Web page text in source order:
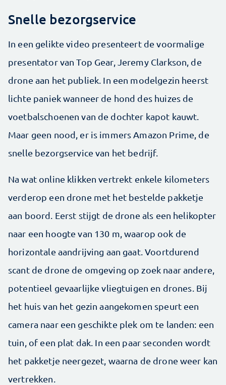
Snelle bezorgservice
In een gelikte video presenteert de voormalige
presentator van Top Gear, Jeremy Clarkson, de
drone aan het publiek. In een modelgezin heerst
lichte paniek wanneer de hond des huizes de
voetbalschoenen van de dochter kapot kauwt.
Maar geen nood, er is immers Amazon Prime, de
snelle bezorgservice van het bedrijf.
Na wat online klikken vertrekt enkele kilometers
verderop een drone met het bestelde pakketje
aan boord. Eerst stijgt de drone als een helikopter
naar een hoogte van 130 m, waarop ook de
horizontale aandrijving aan gaat. Voortdurend
scant de drone de omgeving op zoek naar andere,
potentieel gevaarlijke vliegtuigen en drones. Bij
het huis van het gezin aangekomen speurt een
camera naar een geschikte plek om te landen: een
tuin, of een plat dak. In een paar seconden wordt
het pakketje neergezet, waarna de drone weer kan
vertrekken.